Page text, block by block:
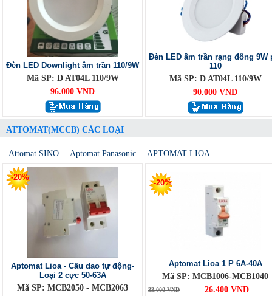
Đèn LED Downlight âm trần 110/9W
Mã SP: D AT04L 110/9W
96.000 VND
Đèn LED âm trần rạng đông 9W
110
Mã SP: D AT04L 110/9W
90.000 VND
ATTOMAT(MCCB) CÁC LOẠI
Attomat SINO Aptomat Panasonic APTOMAT LIOA
-20%
Aptomat Lioa - Cầu dao tự động-
Loại 2 cực 50-63A
Mã SP: MCB2050 - MCB2063
-20%
Aptomat Lioa 1 P 6A-40A
Mã SP: MCB1006-MCB1040
33.000 VND 26.400 VND